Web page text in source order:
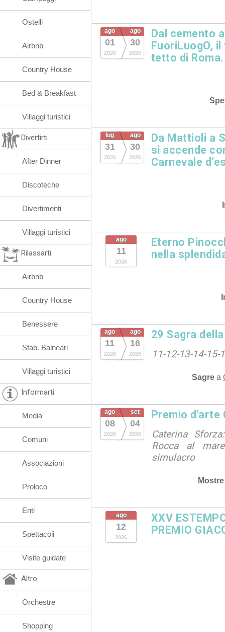
ago
01
2026
ago
30
2026
Dal cemento
FuoriLuogO,
tetto di Roma.
lug
31
2026
ago
30
2026
Da Mattioli a
si accende
Carnevale
ago
11
2026
Eterno
nella
ago
11
2026
ago
16
2026
29 Sagra
11-12-13-14-
Sagre a
ago
08
2026
set
04
2026
Premio d'arte
Caterina
Rocca al
simulacro
Mostre
ago
12
2026
XXV
PREMIO
Ostelli
Airbnb
Country House
Bed & Breakfast
Villaggi turistici
Divertirti
After Dinner
Discoteche
Divertimenti
Villaggi turistici
Rilassarti
Airbnb
Country House
Benessere
Stab. Balneari
Villaggi turistici
Informarti
Media
Comuni
Associazioni
Proloco
Enti
Spettacoli
Visite guidate
Altro
Orchestre
Shopping